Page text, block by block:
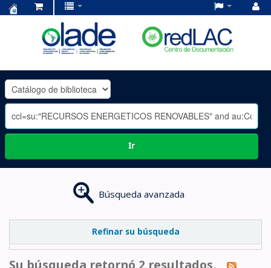
OLADE
-
Ir
Búsqueda avanzada
Refinar su búsqueda
Su búsqueda retornó 2 resultados.